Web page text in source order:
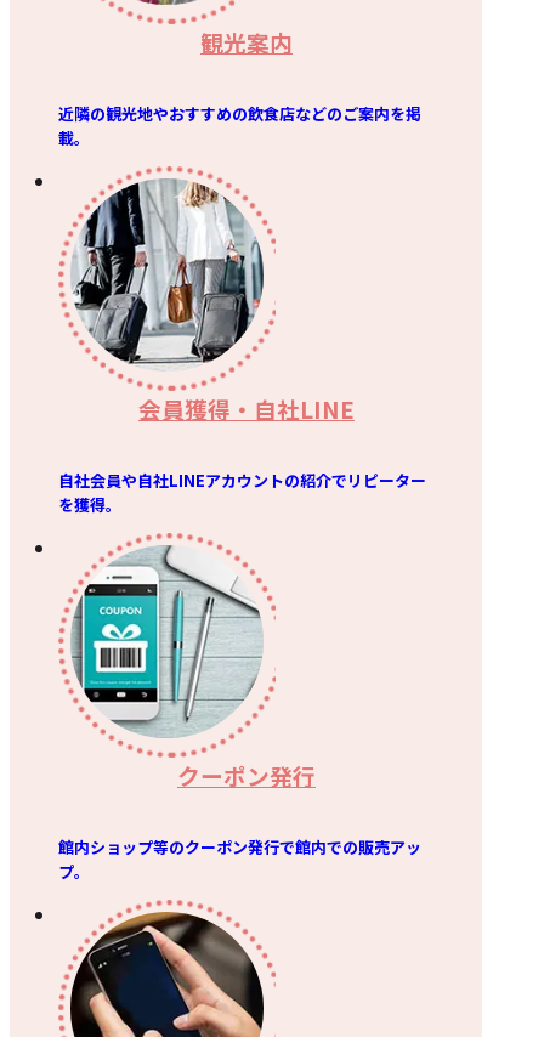
観光案内
近隣の観光地やおすすめの飲食店などのご案内を掲
載。
会員獲得・自社LINE
自社会員や自社LINEアカウントの紹介でリピーター
を獲得。
クーポン発行
館内ショップ等のクーポン発行で館内での販売アッ
プ。